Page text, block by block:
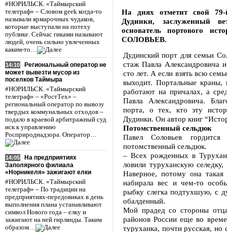
#НОРИЛЬСК. «Таймырский
телеграф» – Словом geek когда-то
называли ярмарочных чудаков,
которые выступали на потеху
публике. Сейчас гиками называют
людей, очень сильно увлеченных
каким-то…
14:10
Региональный оператор не
может вывезти мусор из
поселков Таймыра
#НОРИЛЬСК. «Таймырский
телеграф» – «РостТех» –
региональный оператор по вывозу
твердых коммунальных отходов –
подало в краевой арбитражный суд
иск к управлению
Росприроднадзора. Оператор…
14:05
На предприятиях
Заполярного филиала
«Норникеля» зажигают елки
#НОРИЛЬСК. «Таймырский
телеграф» – По традиции на
предприятиях-передовиках в день
выполнения плана устанавливают
символ Нового года – елку и
зажигают на ней гирлянды. Таким
образом…
На днях отметит свой
Дудинки, заслуженный
основатель портового
СОЛОВЬЕВ.
Дудинский порт для семьи
стаж Павла Александровича
сто лет. А если взять всю
выходит. Портальные краны,
работают на причалах, а
Павла Александровича.
порта, о тех, кто эту
Дудинки. Он автор книг
Потомственный сельдюк
Павел Соловьев
потомственный сельдюк.
– Всех рожденных в
ловили туруханскую
Наверное, потому она
набирала вес и чем-то
рыбку слегка подтухшую, с
обалденный.
Мой прадед со стороны
районов России еще во
туруханка, почти русская,